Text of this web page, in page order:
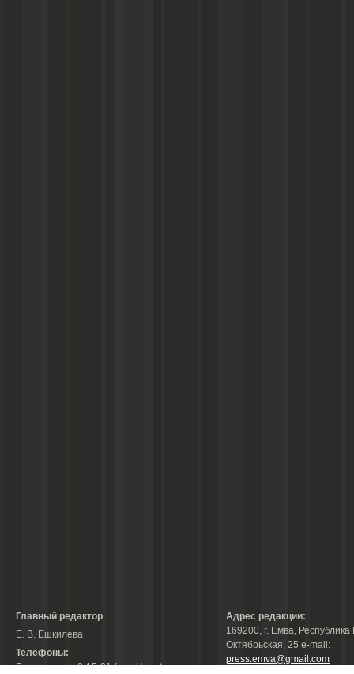
Главный редактор
Е. В. Ешкилева
Телефоны:
Гл. редактор: 2-15-31 (тел./факс);
Адрес редакции:
169200, г. Емва, Республика
Октябрьская, 25 е-mail:
press.emva@gmail.com